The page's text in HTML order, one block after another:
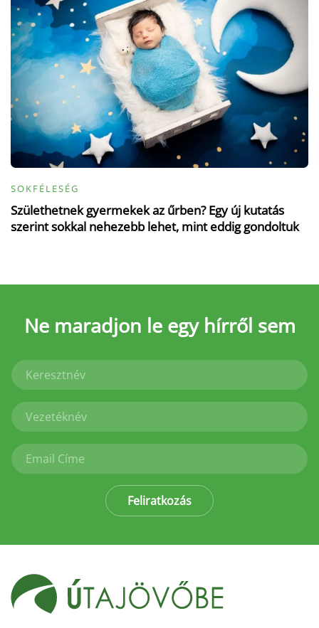
SOKFÉLESÉG
Születhetnek gyermekek az űrben? Egy új kutatás
szerint sokkal nehezebb lehet, mint eddig gondoltuk
Ne maradjon le egy hírről sem
Feliratkozás